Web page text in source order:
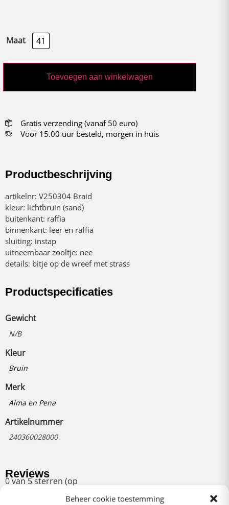
Beheer cookie toestemming
Maat 41
Toevoegen aan winkelwagen
Gratis verzending (vanaf 50 euro)
Voor 15.00 uur besteld, morgen in huis
Productbeschrijving
artikelnr: V250304 Braid
kleur: lichtbruin (sand)
buitenkant: raffia
binnenkant: leer en raffia
sluiting: instap
uitneembaar zooltje: nee
details: bitje op de wreef met strass
Productspecificaties
Gewicht
N/B
Kleur
Bruin
Merk
Alma en Pena
Artikelnummer
240360028000
Reviews
0 van 5 sterren (op
basis van 0 reviews)